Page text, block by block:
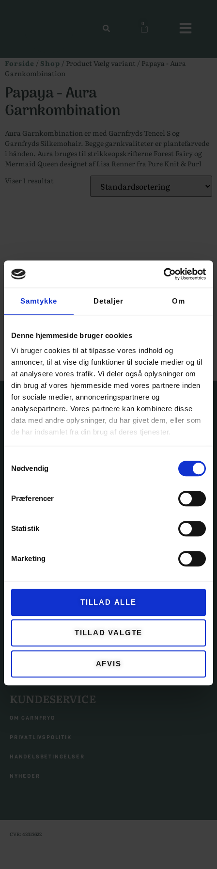
Samtykke Detaljer Om
Denne hjemmeside bruger cookies
Vi bruger cookies til at tilpasse vores indhold og
annoncer, til at vise dig funktioner til sociale medier og til
at analysere vores trafik. Vi deler også oplysninger om
din brug af vores hjemmeside med vores partnere inden
for sociale medier, annonceringspartnere og
analysepartnere. Vores partnere kan kombinere disse
data med andre oplysninger, du har givet dem, eller som
de har indsamlet fra din brug af deres tjenester.
Nødvendig
Præferencer
Statistik
Marketing
TILLAD ALLE
TILLAD VALGTE
AFVIS
0
Forside / Shop / Product Vælg variant / Papaya - Aura
Garnkombination
Papaya - Aura
Garnkombination
Aura Garnkombination er med Garnfryds Tencel S og
Garnfryds Silkemohair. Begge garnkvaliteter er plantefarvede
i hånden. Aura bruges til strikkeopskrifterne Forest Fairy og
Mermaid Queen designet af Lisa Renner fra Pure Knit & Purl
Viser 1 resultat
Forest Fairy – Garnpakke
Vælg muligheder
30 82 76 30
KATEGORIER
EVENTS
KUNDESERVICE
OM GARNFRYD
PRIVATLIVSPOLITIK
HANDELSBETINGELSER
NYHEDER
CVR: 43313622